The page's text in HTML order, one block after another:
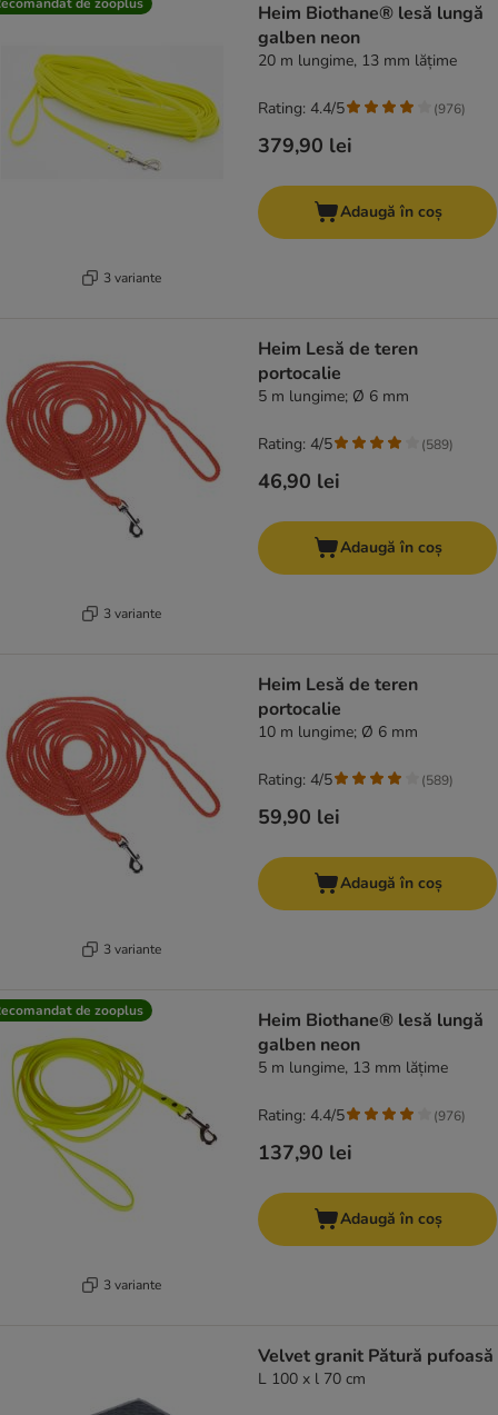
3 variante
Heim Biothane® lesă lungă
galben neon
20 m lungime, 13 mm lățime
379,90 lei
Rating: 4.4/5 (976)
Adaugă în coș
3 variante
Heim Lesă de teren
portocalie
5 m lungime; Ø 6 mm
46,90 lei
Rating: 4/5 (589)
Adaugă în coș
3 variante
Heim Lesă de teren
portocalie
10 m lungime; Ø 6 mm
59,90 lei
Rating: 4/5 (589)
Adaugă în coș
de zooplus
3 variante
Heim Biothane® lesă lungă
galben neon
5 m lungime, 13 mm lățime
137,90 lei
Rating: 4.4/5 (976)
Adaugă în coș
Velvet granit Pătură pufoasă
L 100 x l 70 cm